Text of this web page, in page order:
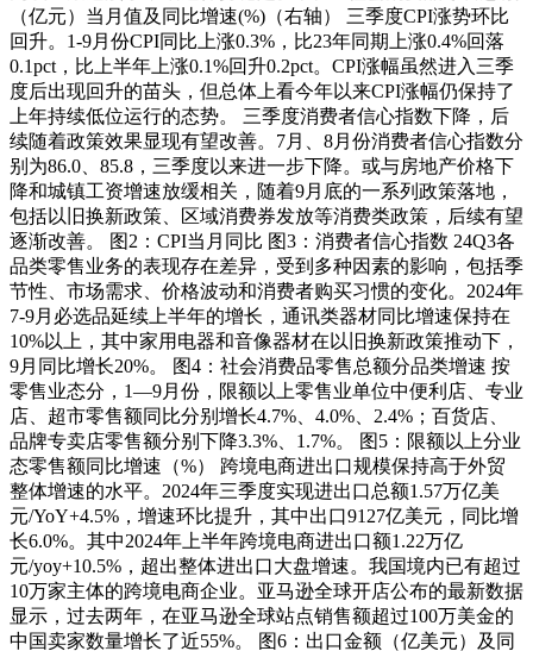
（亿元）当月值及同比增速(%)（右轴） 三季度CPI涨势环比
回升。1-9月份CPI同比上涨0.3%，比23年同期上涨0.4%回落
0.1pct，比上半年上涨0.1%回升0.2pct。CPI涨幅虽然进入三季
度后出现回升的苗头，但总体上看今年以来CPI涨幅仍保持了
上年持续低位运行的态势。 三季度消费者信心指数下降，后
续随着政策效果显现有望改善。7月、8月份消费者信心指数分
别为86.0、85.8，三季度以来进一步下降。或与房地产价格下
降和城镇工资增速放缓相关，随着9月底的一系列政策落地，
包括以旧换新政策、区域消费券发放等消费类政策，后续有望
逐渐改善。 图2：CPI当月同比 图3：消费者信心指数 24Q3各
品类零售业务的表现存在差异，受到多种因素的影响，包括季
节性、市场需求、价格波动和消费者购买习惯的变化。2024年
7-9月必选品延续上半年的增长，通讯类器材同比增速保持在
10%以上，其中家用电器和音像器材在以旧换新政策推动下，
9月同比增长20%。 图4：社会消费品零售总额分品类增速 按
零售业态分，1—9月份，限额以上零售业单位中便利店、专业
店、超市零售额同比分别增长4.7%、4.0%、2.4%；百货店、
品牌专卖店零售额分别下降3.3%、1.7%。 图5：限额以上分业
态零售额同比增速（%） 跨境电商进出口规模保持高于外贸
整体增速的水平。2024年三季度实现进出口总额1.57万亿美
元/YoY+4.5%，增速环比提升，其中出口9127亿美元，同比增
长6.0%。其中2024年上半年跨境电商进出口额1.22万亿
元/yoy+10.5%，超出整体进出口大盘增速。我国境内已有超过
10万家主体的跨境电商企业。亚马逊全球开店公布的最新数据
显示，过去两年，在亚马逊全球站点销售额超过100万美金的
中国卖家数量增长了近55%。 图6：出口金额（亿美元）及同